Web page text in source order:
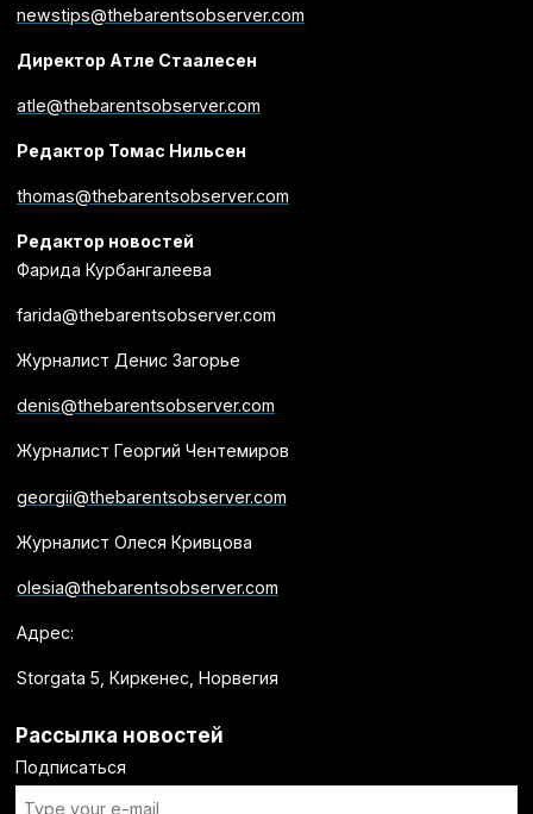
newstips@thebarentsobserver.com
Директор Атле Стаалесен
atle@thebarentsobserver.com
Редактор Томас Нильсен
thomas@thebarentsobserver.com
Редактор новостей
Фарида Курбангалеева
farida@thebarentsobserver.com
Журналист Денис Загорье
denis@thebarentsobserver.com
Журналист Георгий Чентемиров
georgii@thebarentsobserver.com
Журналист Олеся Кривцова
olesia@thebarentsobserver.com
Адрес:
Storgata 5, Киркенес, Норвегия
Рассылка новостей
Подписаться